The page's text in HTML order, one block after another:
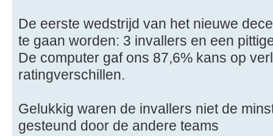
De eerste wedstrijd van het nieuwe
te gaan worden: 3 invallers en een
De computer gaf ons 87,6% kans op
ratingverschillen.
Gelukkig waren de invallers niet de
gesteund door de andere teams